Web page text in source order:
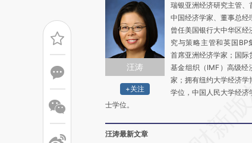
汪涛
+关注
瑞银亚洲经济研究主管、
中国经济学家、董事总经
曾任美国银行大中华区经
究与策略主管和英国BP
首席亚洲经济学家；国际
基金组织（IMF）高级经
家；拥有纽约大学经济学
学位，中国人民大学经济
士学位。
汪涛最新文章